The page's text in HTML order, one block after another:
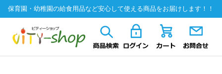
保育園・幼稚園の給食用品など安心して使える商品をお届けします！！